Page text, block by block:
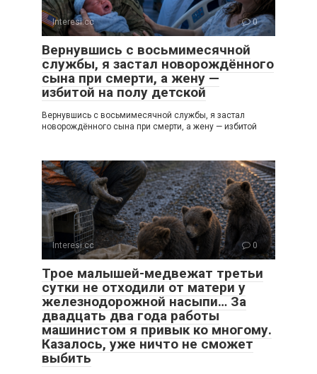
Interesi.cc 0
Вернувшись с восьмимесячной
службы, я застал новорождённого
сына при смерти, а жену —
избитой на полу детской
Вернувшись с восьмимесячной службы, я застал
новорождённого сына при смерти, а жену — избитой
Interesi.cc 0
Трое малышей-медвежат третьи
сутки не отходили от матери у
железнодорожной насыпи… За
двадцать два года работы
машинистом я привык ко многому.
Казалось, уже ничто не сможет
выбить